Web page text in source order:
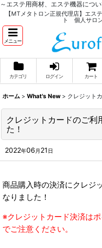
～エステ用商材、エステ機器につ
【MTメタトロン正規代理店】エ
ト 個人サロ
メニュー
カテゴリ ログイン カート
ホーム > What's New > クレジット
クレジットカードのご利
た！
2022年06 月 21 日
商品購入時の決済にクレジ
なりました！
※クレジットカード決済は
でご注意ください。